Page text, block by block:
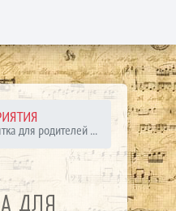
для родителей ...
ДЛЯ